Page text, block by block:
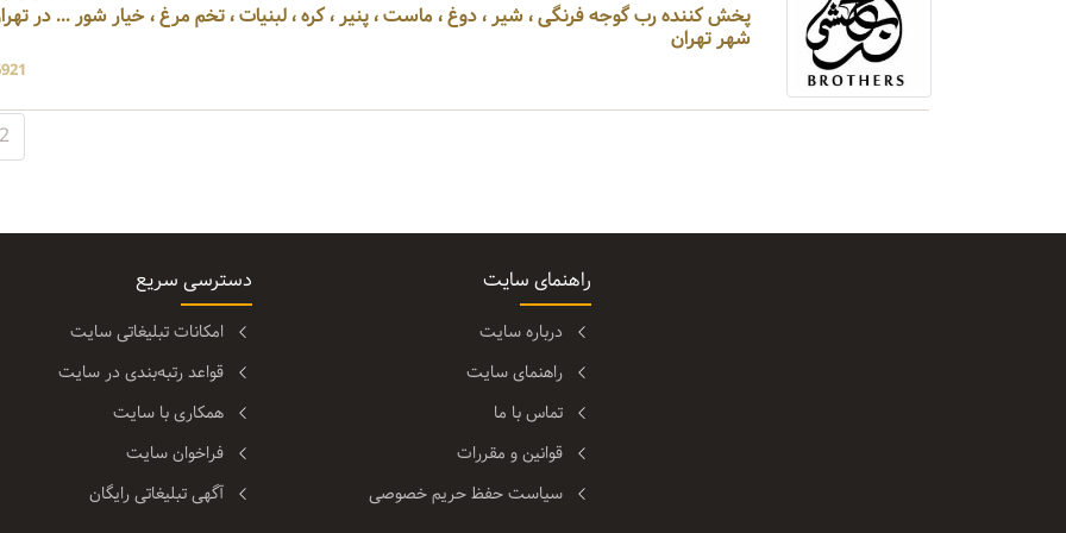
پخش کننده رب گوجه فرنگی ، شیر ، دوغ ، ماست ، پنیر ، کره ، لبنیات ، تخم مرغ ، خیار شور ... در
شهر تهران
6921
2
راهنمای سایت
درباره سایت
راهنمای سایت
تماس با ما
قوانین و مقررات
سیاست حفظ حریم خصوصی
دسترسی سریع
امکانات تبلیغاتی سایت
قواعد رتبه‌بندی در سایت
همکاری با سایت
فراخوان سایت
آگهی تبلیغاتی رایگان